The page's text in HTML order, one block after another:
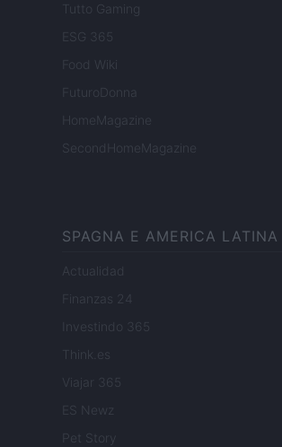
Tutto Gaming
ESG 365
Food Wiki
FuturoDonna
HomeMagazine
SecondHomeMagazine
SPAGNA E AMERICA LATINA
Actualidad
Finanzas 24
Investindo 365
Think.es
Viajar 365
ES Newz
Pet Story